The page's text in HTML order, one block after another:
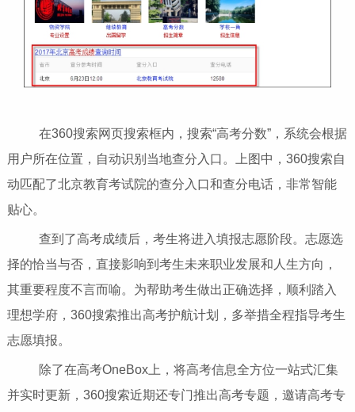
在360搜索网页搜索框内，搜索“高考分数”，系统会根据
用户所在位置，自动识别当地查分入口。上图中，360搜索自
动匹配了北京教育考试院的查分入口和查分电话，非常智能
贴心。
查到了高考成绩后，考生将进入填报志愿阶段。志愿选
择的恰当与否，直接影响到考生未来职业发展和人生方向，
其重要程度不言而喻。为帮助考生做出正确选择，顺利踏入
理想学府，360搜索推出高考护航计划，多举措全程指导考生
志愿填报。
除了在高考OneBox上，将高考信息全方位一站式汇集
并实时更新，360搜索近期还专门推出高考专题，邀请高考专